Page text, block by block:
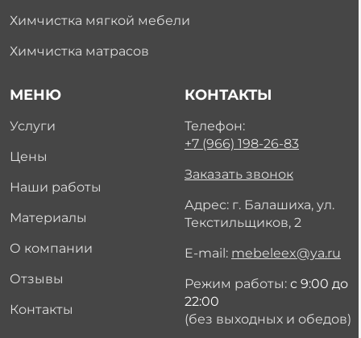
МЕНЮ
Услуги
Цены
Наши работы
Материалы
О компании
Отзывы
Контакты
Химчистка мягкой мебели
Химчистка матрасов
КОНТАКТЫ
Телефон:
+7 (966) 198-26-83
Заказать звонок
Адрес: г. Балашиха, ул.
Текстильщиков, 2
E-mail: mebeleex@ya.ru
Режим работы: с 9:00 до
22:00
(без выходных и обедов)